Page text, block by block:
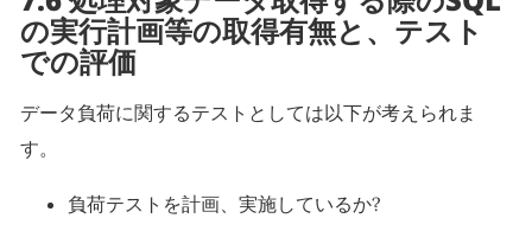
の実行計画等の取得有無と、テスト
での評価
データ負荷に関するテストとしては以下が考えられま
す。
負荷テストを計画、実施しているか?